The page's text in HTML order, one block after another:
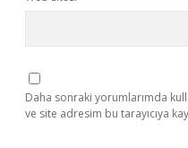
Daha sonraki yorumlarımda
ve site adresim bu tarayıcıya